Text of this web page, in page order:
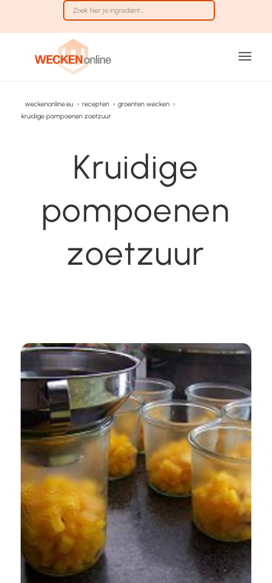
weckenonline.eu › recepten › groenten wecken ›
kruidige pompoenen zoetzuur
Kruidige
pompoenen
zoetzuur